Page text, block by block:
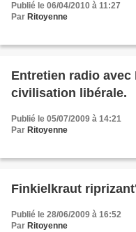
Publié le 06/04/2010 à 11:27
Par Ritoyenne
Entretien radio
civilisation libérale.
Publié le 05/07/2009 à 14:21
Par Ritoyenne
Finkielkraut
Publié le 28/06/2009 à 16:52
Par Ritoyenne